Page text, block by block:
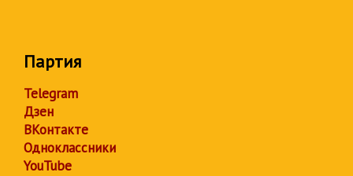
Партия
Telegram
Дзен
ВКонтакте
Одноклассники
YouTube